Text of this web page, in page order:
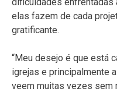
elas fazem de cada
gratificante.
“Meu desejo é que está
igrejas e principalmente
veem muitas vezes sem